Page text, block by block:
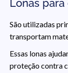
Lonas
São utilizadas
transportam
Essas lonas
proteção contra